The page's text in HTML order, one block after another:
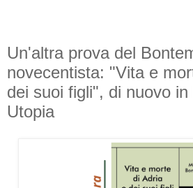
Un'altra prova del
novecentista: "Vita e
dei suoi figli", di nuovo
Utopia